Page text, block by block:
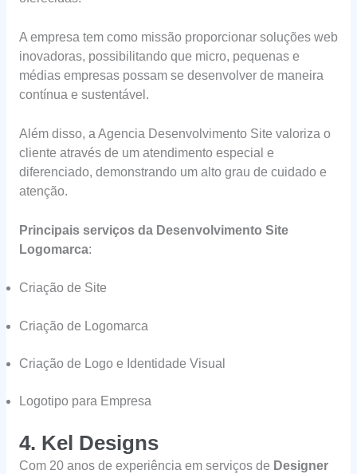
A empresa tem como missão proporcionar soluções web
inovadoras, possibilitando que micro, pequenas e
médias empresas possam se desenvolver de maneira
contínua e sustentável.
Além disso, a Agencia Desenvolvimento Site valoriza o
cliente através de um atendimento especial e
diferenciado, demonstrando um alto grau de cuidado e
atenção.
Principais serviços da Desenvolvimento Site
Logomarca:
Criação de Site
Criação de Logomarca
Criação de Logo e Identidade Visual
Logotipo para Empresa
4. Kel Designs
Com 20 anos de experiência em serviços de Designer